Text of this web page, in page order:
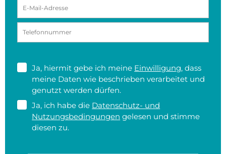
Ja, hiermit gebe ich meine Einwilligung, dass
meine Daten wie beschrieben verarbeitet und
genutzt werden dürfen.
Ja, ich habe die Datenschutz- und
Nutzungsbedingungen gelesen und stimme
diesen zu.